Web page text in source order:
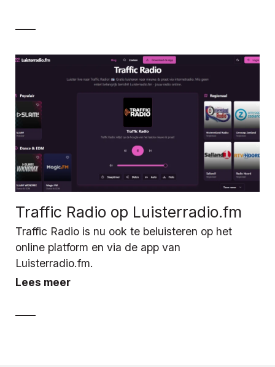
Traffic Radio op Luisterradio.fm
Traffic Radio is nu ook te beluisteren op het
online platform en via de app van
Luisterradio.fm.
Lees meer